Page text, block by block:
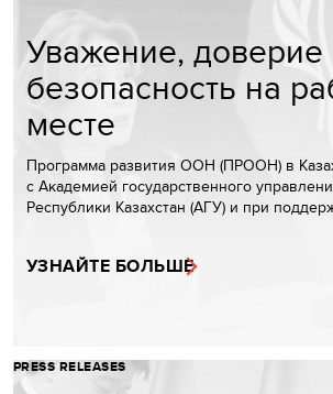
Уважение, доверие
безопасность на
месте
Программа развития ООН (ПРООН) в
с Академией государственного
Республики Казахстан (АГУ) и при
УЗНАЙТЕ БОЛЬШЕ
PRESS RELEASES